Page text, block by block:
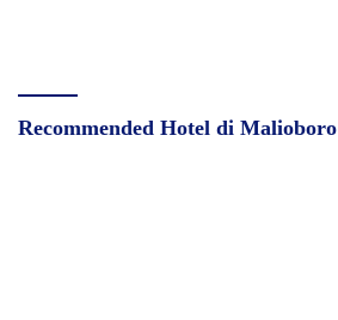
Recommended Hotel di Malioboro